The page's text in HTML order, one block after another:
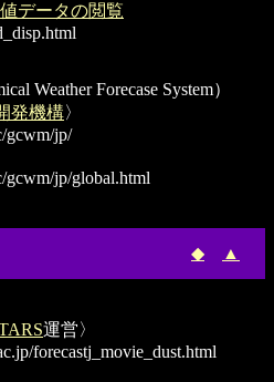
データの閲覧
Weather Forecase System）
発機構〉
gcwm/jp/
gcwm/jp/global.html
◆ ▲
運営〉
forecastj_movie_dust.html